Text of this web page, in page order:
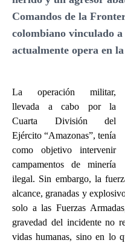
Comandos de la
colombiano vinculado
actualmente opera en
La operación militar,
llevada a cabo por la
Cuarta División del
Ejército “Amazonas”, tenía
como objetivo intervenir
campamentos de minería
ilegal. Sin embargo, la
alcance, granadas y
solo a las Fuerzas
gravedad del incidente no
vidas humanas, sino en lo